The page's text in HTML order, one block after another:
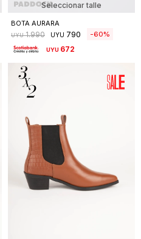
Seleccionar talle
BOTA AURARA
UYU 1.990 UYU 790 60
UYU 672